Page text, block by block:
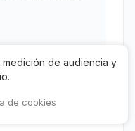
de audiencia y
de cookies